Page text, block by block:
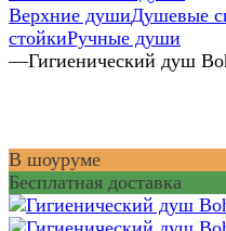
Верхние душиДушевые
стойкиРучные души
—Гигиенический душ
В шоуруме
Бесплатная доставка